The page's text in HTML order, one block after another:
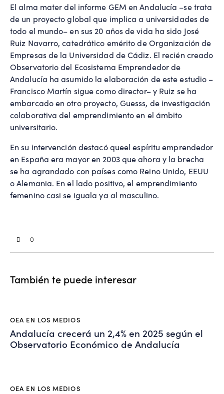
El alma mater del informe GEM en Andalucía –se trata
de un proyecto global que implica a universidades de
todo el mundo– en sus 20 años de vida ha sido José
Ruiz Navarro, catedrático emérito de Organización de
Empresas de la Universidad de Cádiz. El recién creado
Observatorio del Ecosistema Emprendedor de
Andalucía ha asumido la elaboración de este estudio –
Francisco Martín sigue como director– y Ruiz se ha
embarcado en otro proyecto, Guesss, de investigación
colaborativa del emprendimiento en el ámbito
universitario.
En su intervención destacó queel espíritu emprendedor
en España era mayor en 2003 que ahora y la brecha
se ha agrandado con países como Reino Unido, EEUU
o Alemania. En el lado positivo, el emprendimiento
femenino casi se iguala ya al masculino.
0
También te puede interesar
OEA EN LOS MEDIOS
Andalucía crecerá un 2,4% en 2025 según el
Observatorio Económico de Andalucía
OEA EN LOS MEDIOS